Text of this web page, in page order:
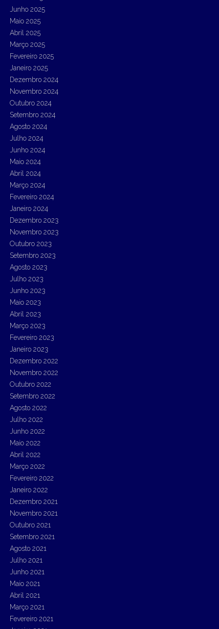
Junho 2025
Maio 2025
Abril 2025
Março 2025
Fevereiro 2025
Janeiro 2025
Dezembro 2024
Novembro 2024
Outubro 2024
Setembro 2024
Agosto 2024
Julho 2024
Junho 2024
Maio 2024
Abril 2024
Março 2024
Fevereiro 2024
Janeiro 2024
Dezembro 2023
Novembro 2023
Outubro 2023
Setembro 2023
Agosto 2023
Julho 2023
Junho 2023
Maio 2023
Abril 2023
Março 2023
Fevereiro 2023
Janeiro 2023
Dezembro 2022
Novembro 2022
Outubro 2022
Setembro 2022
Agosto 2022
Julho 2022
Junho 2022
Maio 2022
Abril 2022
Março 2022
Fevereiro 2022
Janeiro 2022
Dezembro 2021
Novembro 2021
Outubro 2021
Setembro 2021
Agosto 2021
Julho 2021
Junho 2021
Maio 2021
Abril 2021
Março 2021
Fevereiro 2021